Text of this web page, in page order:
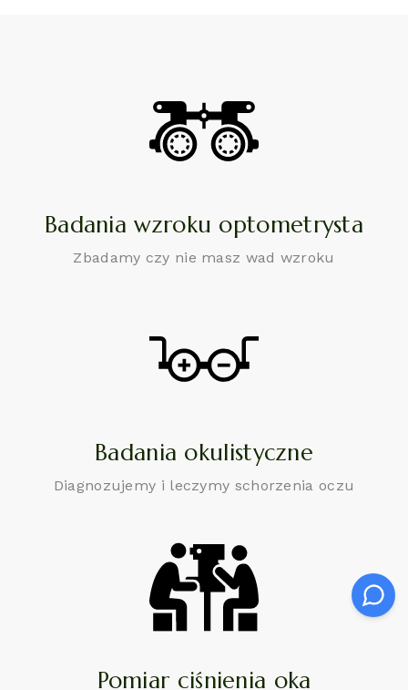
Badania wzroku optometrysta
Zbadamy czy nie masz wad wzroku
Badania okulistyczne
Diagnozujemy i leczymy schorzenia oczu
Pomiar ciśnienia oka